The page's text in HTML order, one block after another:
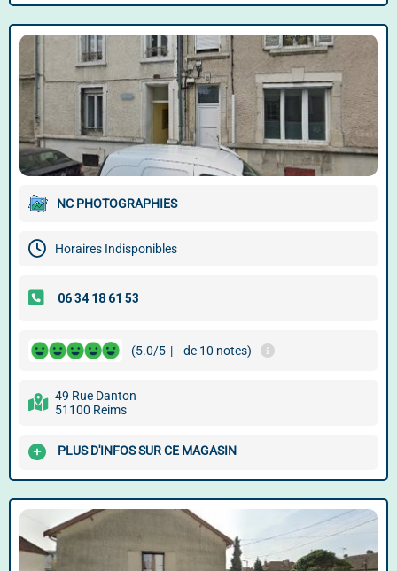
NC PHOTOGRAPHIES
Horaires Indisponibles
(5.0/5 | - de 10 notes)
49 Rue Danton
51100 Reims
PLUS D'INFOS SUR CE MAGASIN